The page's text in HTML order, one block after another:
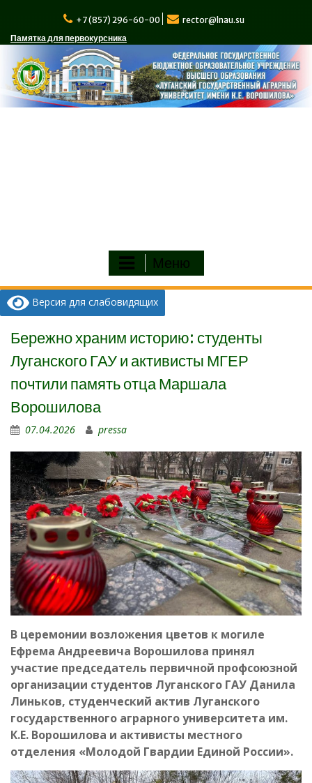
содержимому
+7 (857) 296-60-00
rector@lnau.su
Памятка для первокурсника
Меню
Версия для слабовидящих
Бережно храним историю: студенты
Луганского ГАУ и активисты МГЕР
почтили память отца Маршала
Ворошилова
07.04.2026 pressa
В церемонии возложения цветов к могиле
Ефрема Андреевича Ворошилова принял
участие председатель первичной профсоюзной
организации студентов Луганского ГАУ Данила
Линьков, студенческий актив Луганского
государственного аграрного университета им.
К.Е. Ворошилова и активисты местного
отделения «Молодой Гвардии Единой России».